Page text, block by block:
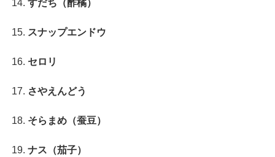
すだち（酢橘）
スナップエンドウ
セロリ
さやえんどう
そらまめ（蚕豆）
ナス（茄子）